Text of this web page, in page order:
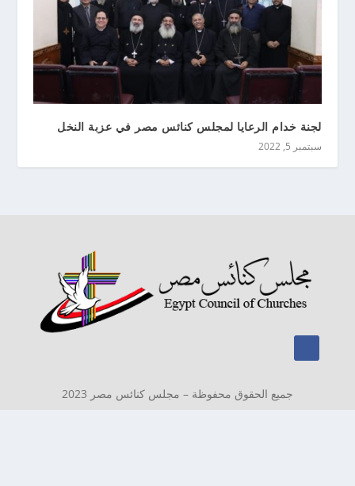
لجنة خدام الرعايا لمجلس كنائس مصر في عزبة النخل
سبتمبر 5, 2022
جميع الحقوق محفوظة – مجلس كنائس مصر 2023